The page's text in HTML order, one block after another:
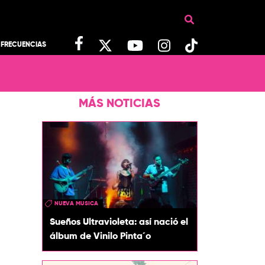
FRECUENCIAS
MÁS NOTICIAS
NUEVA MUSICA
Sueños Ultravioleta: así nació el
álbum de Vinilo Pinta´o